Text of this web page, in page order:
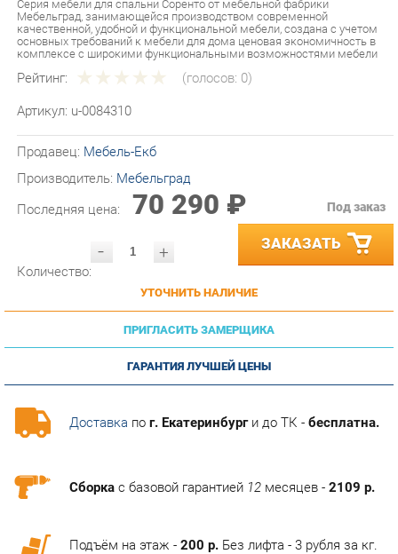
качественной, удобной и функциональной мебели, создана с учетом
основных требований к мебели для дома ценовая экономичность в
комплексе с широкими функциональными возможностями мебели
Рейтинг: (голосов:0)
Артикул: u-0084310
Производитель:Мебельград
Последняя цена:
70 290 ₽
- ЗАКАЗАТЬ
УТОЧНИТЬ НАЛИЧИЕ
ПРИГЛАСИТЬ ЗАМЕРЩИКА
ГАРАНТИЯ ЛУЧШЕЙ ЦЕНЫ
Доставкапог. Екатеринбурги до ТК -бесплатна.